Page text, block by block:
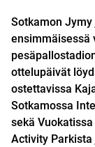
Sotkamon
ensimmäisessä
ottelupäivät
ostettavissa
Sotkamossa
sekä
Activity Parkista